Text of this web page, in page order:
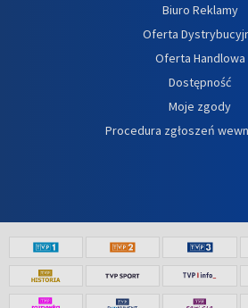
Biuro Reklamy
Oferta
Oferta Handlowa
Dostępność
Moje zgody
Procedura zgłoszeń